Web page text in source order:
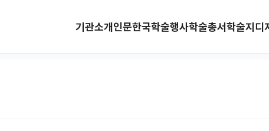
기관소개인문한국학술행사학술총서학술지디